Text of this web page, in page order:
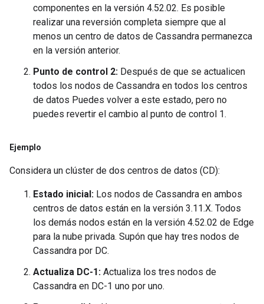
componentes en la versión 4.52.02. Es posible
realizar una reversión completa siempre que al
menos un centro de datos de Cassandra permanezca
en la versión anterior.
Punto de control 2: Después de que se actualicen
todos los nodos de Cassandra en todos los centros
de datos Puedes volver a este estado, pero no
puedes revertir el cambio al punto de control 1.
Ejemplo
Considera un clúster de dos centros de datos (CD):
Estado inicial: Los nodos de Cassandra en ambos
centros de datos están en la versión 3.11.X. Todos
los demás nodos están en la versión 4.52.02 de Edge
para la nube privada. Supón que hay tres nodos de
Cassandra por DC.
Actualiza DC-1: Actualiza los tres nodos de
Cassandra en DC-1 uno por uno.